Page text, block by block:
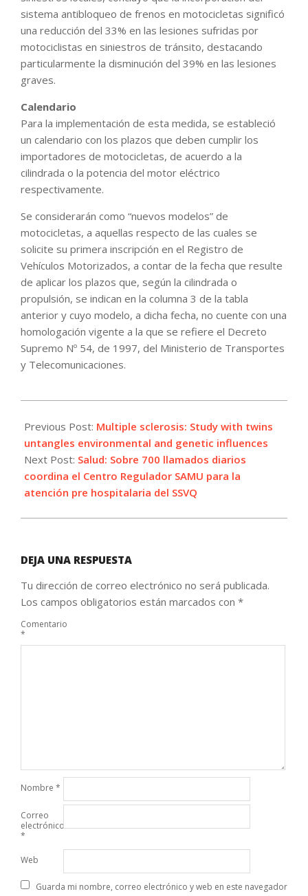
sistema antibloqueo de frenos en motocicletas significó
una reducción del 33% en las lesiones sufridas por
motociclistas en siniestros de tránsito, destacando
particularmente la disminución del 39% en las lesiones
graves.
Calendario
Para la implementación de esta medida, se estableció
un calendario con los plazos que deben cumplir los
importadores de motocicletas, de acuerdo a la
cilindrada o la potencia del motor eléctrico
respectivamente.
Se considerarán como “nuevos modelos” de
motocicletas, a aquellas respecto de las cuales se
solicite su primera inscripción en el Registro de
Vehículos Motorizados, a contar de la fecha que resulte
de aplicar los plazos que, según la cilindrada o
propulsión, se indican en la columna 3 de la tabla
anterior y cuyo modelo, a dicha fecha, no cuente con una
homologación vigente a la que se refiere el Decreto
Supremo Nº 54, de 1997, del Ministerio de Transportes
y Telecomunicaciones.
02-
18
Previous Post: Multiple sclerosis: Study with twins
untangles environmental and genetic influences
Next Post: Salud: Sobre 700 llamados diarios
coordina el Centro Regulador SAMU para la
atención pre hospitalaria del SSVQ
DEJA UNA RESPUESTA
Tu dirección de correo electrónico no será publicada.
Los campos obligatorios están marcados con *
Comentario
*
Nombre *
Correo
electrónico
*
Web
Guarda mi nombre, correo electrónico y web en este navegador